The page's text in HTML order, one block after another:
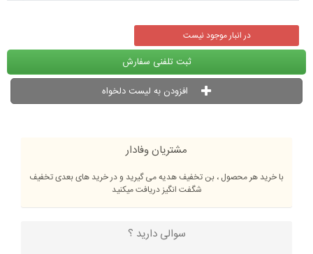
در انبار موجود نیست
ثبت تلفنی سفارش
افزودن به لیست دلخواه
مشتریان وفادار
با خرید هر محصول ، بن تخفیف هدیه می گیرید و در خرید های بعدی تخفیف
شگفت انگیز دریافت میکنید
سوالی دارید ؟